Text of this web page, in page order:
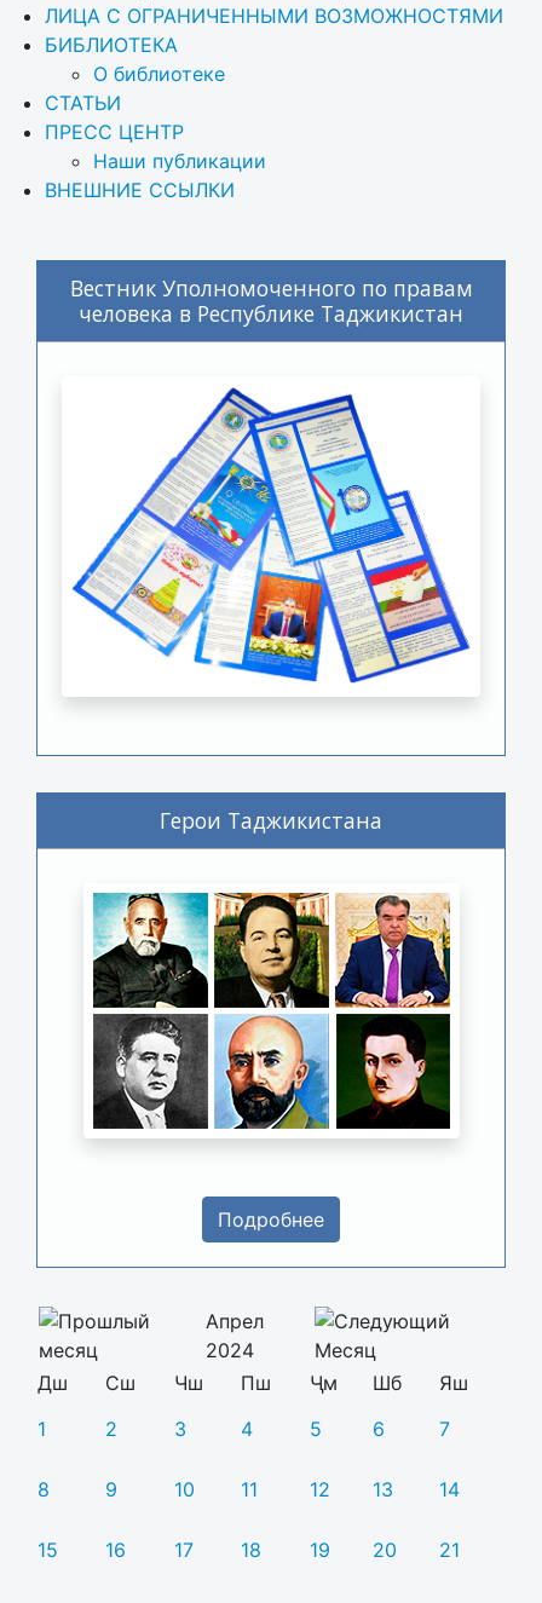
ЛИЦА С ОГРАНИЧЕННЫМИ ВОЗМОЖНОСТЯМИ
БИБЛИОТЕКА
О библиотеке
СТАТЬИ
ПРЕСС ЦЕНТР
Наши публикации
ВНЕШНИЕ ССЫЛКИ
Вестник Уполномоченного по правам
человека в Республике Таджикистан
Герои Таджикистана
Подробнее
Апрел
2024
Дш
Сш Чш Пш Ҷм Шб
Яш
1
2 3 4 5 6 7
8 9 10 11 12 13 14
15 16 17 18 19 20 21